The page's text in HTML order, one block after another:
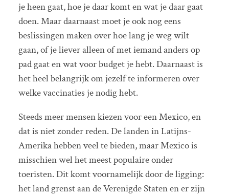
je heen gaat, hoe je daar komt en wat je daar gaat
doen. Maar daarnaast moet je ook nog eens
beslissingen maken over hoe lang je weg wilt
gaan, of je liever alleen of met iemand anders op
pad gaat en wat voor budget je hebt. Daarnaast is
het heel belangrijk om jezelf te informeren over
welke vaccinaties je nodig hebt.
Steeds meer mensen kiezen voor een Mexico, en
dat is niet zonder reden. De landen in Latijns-
Amerika hebben veel te bieden, maar Mexico is
misschien wel het meest populaire onder
toeristen. Dit komt voornamelijk door de ligging:
het land grenst aan de Verenigde Staten en er zijn